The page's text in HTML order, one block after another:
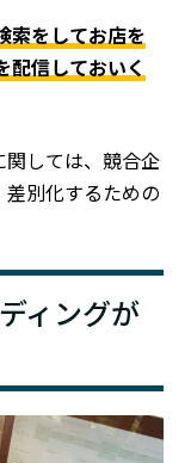
索をしてお店を
信しておいく
しては、競合企
別化するための
ィングが